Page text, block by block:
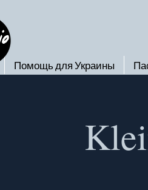
Помощь для Украины